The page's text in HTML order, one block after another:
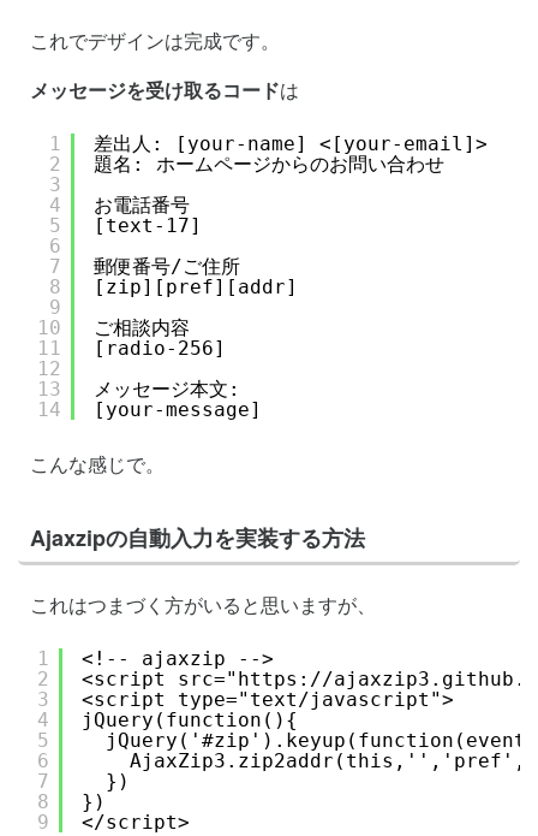
これでデザインは完成です。
メッセージを受け取るコードは
1
2
3
4
5
6
7
8
9
10
11
12
13
14
差出人: [your-name] <[your-email]>
題名: ホームページからのお問い合わせ
お電話番号
[text-17]
郵便番号/ご住所
[zip][pref][addr]
ご相談内容
[radio-256]
メッセージ本文:
[your-message]
こんな感じで。
Ajaxzipの自動入力を実装する方法
これはつまづく方がいると思いますが、
1
2
3
4
5
6
7
8
9
<!-- ajaxzip -->
<script src=" https://
<script type="text/javascript">
jQuery(function(){
})
})
</script>